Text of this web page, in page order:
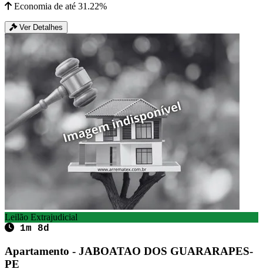
Economia de até 31.22%
Ver Detalhes
Leilão Extrajudicial
1m 8d
Apartamento - JABOATAO DOS GUARARAPES-
PE